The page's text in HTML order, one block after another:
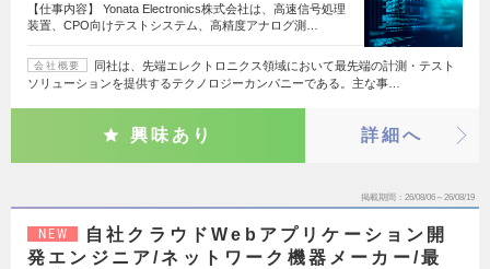
【仕事内容】 Yonata Electronics株式会社は、高速信号処理
装置、CPO向けテストシステム、高精度アナログ測…
会社概要
同社は、先端エレクトロニクス領域において最先端の計測・テスト
ソリューションを提供するテクノロジーカンパニーである。主な事…
興味あり 詳細へ
掲載期間 26/08/06～26/08/19
NEW
自社クラウドWebアプリケーション開
発エンジニア/ネットワーク機器メーカー/最